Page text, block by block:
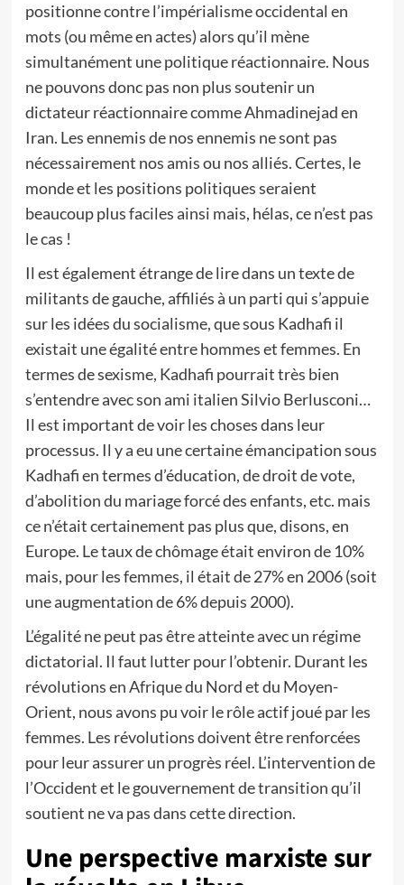
positionne contre l’impérialisme occidental en
mots (ou même en actes) alors qu’il mène
simultanément une politique réactionnaire. Nous
ne pouvons donc pas non plus soutenir un
dictateur réactionnaire comme Ahmadinejad en
Iran. Les ennemis de nos ennemis ne sont pas
nécessairement nos amis ou nos alliés. Certes, le
monde et les positions politiques seraient
beaucoup plus faciles ainsi mais, hélas, ce n’est pas
le cas !
Il est également étrange de lire dans un texte de
militants de gauche, affiliés à un parti qui s’appuie
sur les idées du socialisme, que sous Kadhafi il
existait une égalité entre hommes et femmes. En
termes de sexisme, Kadhafi pourrait très bien
s’entendre avec son ami italien Silvio Berlusconi…
Il est important de voir les choses dans leur
processus. Il y a eu une certaine émancipation sous
Kadhafi en termes d’éducation, de droit de vote,
d’abolition du mariage forcé des enfants, etc. mais
ce n’était certainement pas plus que, disons, en
Europe. Le taux de chômage était environ de 10%
mais, pour les femmes, il était de 27% en 2006 (soit
une augmentation de 6% depuis 2000).
L’égalité ne peut pas être atteinte avec un régime
dictatorial. Il faut lutter pour l’obtenir. Durant les
révolutions en Afrique du Nord et du Moyen-
Orient, nous avons pu voir le rôle actif joué par les
femmes. Les révolutions doivent être renforcées
pour leur assurer un progrès réel. L’intervention de
l’Occident et le gouvernement de transition qu’il
soutient ne va pas dans cette direction.
Une perspective marxiste sur